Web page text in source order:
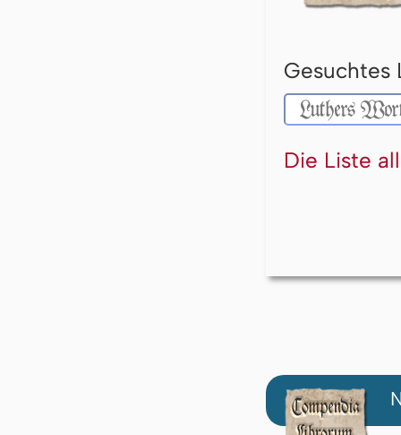
Die Liste